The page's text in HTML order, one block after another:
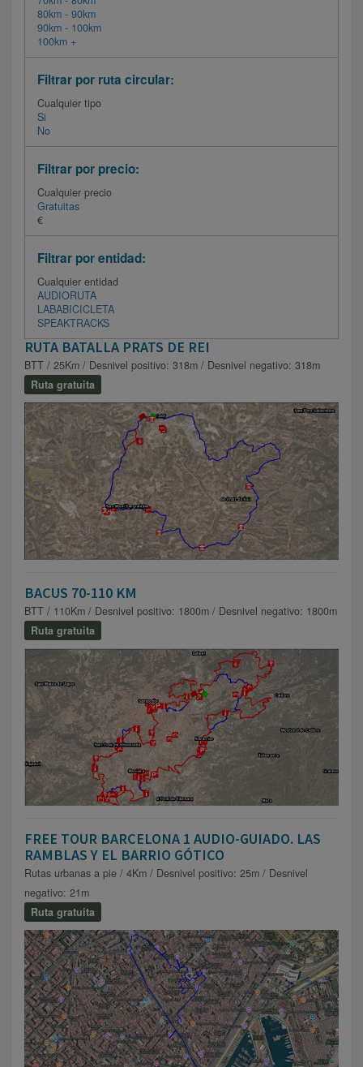
80km - 90km
90km - 100km
100km +
Filtrar por ruta circular:
Cualquier tipo
Si
No
Filtrar por precio:
Cualquier precio
Gratuitas
€
Filtrar por entidad:
Cualquier entidad
AUDIORUTA
LABABICICLETA
SPEAKTRACKS
RUTA BATALLA PRATS DE REI
BTT / 25Km / Desnivel positivo: 318m / Desnivel negativo: 318m
Ruta gratuita
BACUS 70-110 KM
BTT / 110Km / Desnivel positivo: 1800m / Desnivel negativo: 1800m
Ruta gratuita
FREE TOUR BARCELONA 1 AUDIO-GUIADO. LAS
RAMBLAS Y EL BARRIO GÓTICO
Rutas urbanas a pie / 4Km / Desnivel positivo: 25m / Desnivel
negativo: 21m
Ruta gratuita